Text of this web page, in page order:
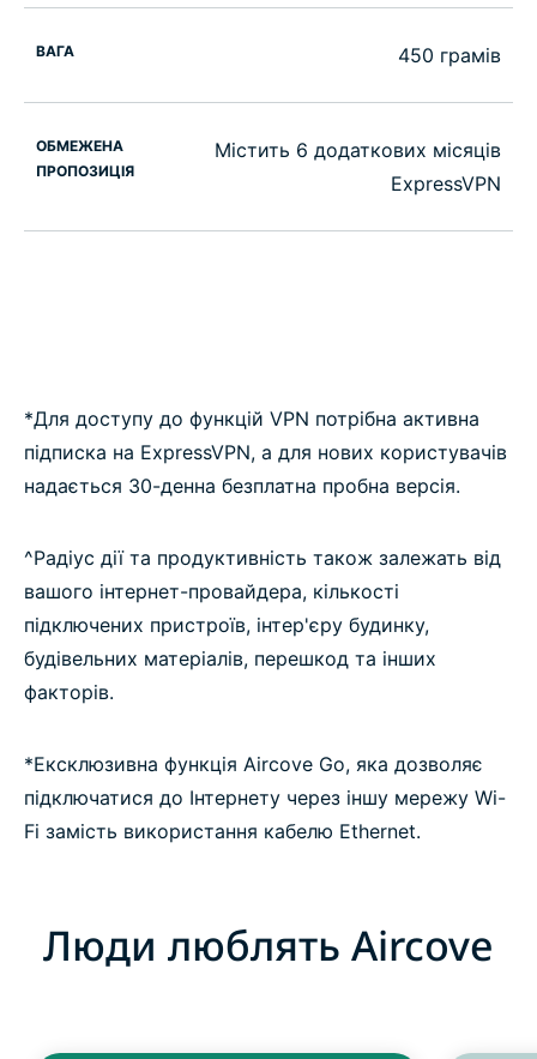
ВАГА 450 грамів
ОБМЕЖЕНА
ПРОПОЗИЦІЯ
Містить 6 додаткових місяців
ExpressVPN
*Для доступу до функцій VPN потрібна активна
підписка на ExpressVPN, а для нових користувачів
надається 30-денна безплатна пробна версія.
^Радіус дії та продуктивність також залежать від
вашого інтернет-провайдера, кількості
підключених пристроїв, інтер'єру будинку,
будівельних матеріалів, перешкод та інших
факторів.
*Ексклюзивна функція Aircove Go, яка дозволяє
підключатися до Інтернету через іншу мережу Wi-
Fi замість використання кабелю Ethernet.
Люди люблять Aircove